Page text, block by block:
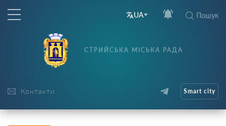
UA Пошук
Контакти
СТРИЙСЬКА МІСЬКА РАДА
Smart city